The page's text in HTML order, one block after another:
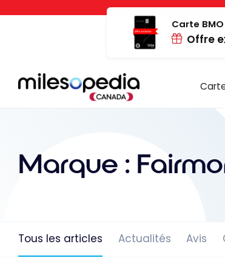
Panneau de gestion des cookies
Carte
Offre
Marque :
Tous les articles Actualités Avis